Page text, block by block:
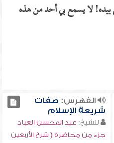
لا يسمع بي أحد من هذه
الفهرس: صفات
شريعة الإسلام
للشيخ: عبد المحسن العباد
جزء من محاضرة ( شرح الأربعين